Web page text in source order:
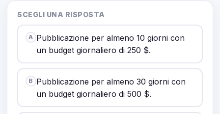
SCEGLI UNA RISPOSTA
A Pubblicazione per almeno 10 giorni con
un budget giornaliero di 250 $.
B Pubblicazione per almeno 30 giorni con
un budget giornaliero di 500 $.